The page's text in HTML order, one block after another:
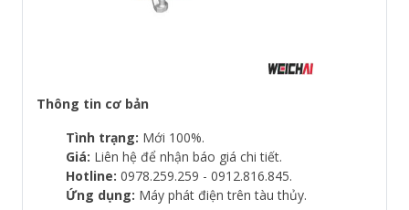
Thông tin cơ bản
Tình trạng: Mới 100%.
Giá: Liên hệ để nhận báo giá chi tiết.
Hotline: 0978.259.259 - 0912.816.845.
Ứng dụng: Máy phát điện trên tàu thủy.